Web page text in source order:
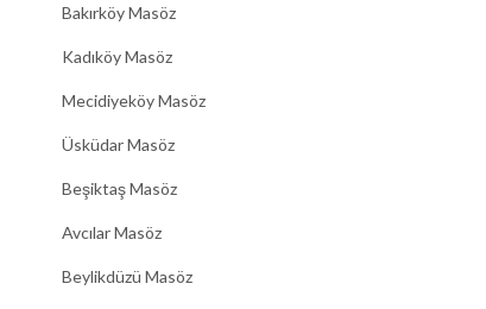
Bakırköy Masöz
Kadıköy Masöz
Mecidiyeköy Masöz
Üsküdar Masöz
Beşiktaş Masöz
Avcılar Masöz
Beylikdüzü Masöz